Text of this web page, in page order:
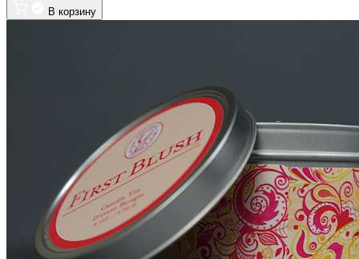
В корзину